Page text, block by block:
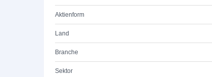
Aktienform
Land
Branche
Sektor